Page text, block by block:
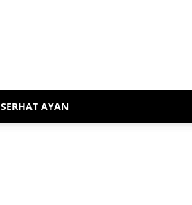
SERHAT AYAN